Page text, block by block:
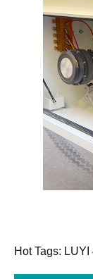
Hot Tags: